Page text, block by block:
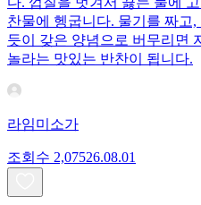
찬물에 헹굽니다. 물기를 짜고
듯이 갖은 양념으로 버무리면
놀라는 맛있는 반찬이 됩니다.
라임미소가
조회수 2,07526.08.01